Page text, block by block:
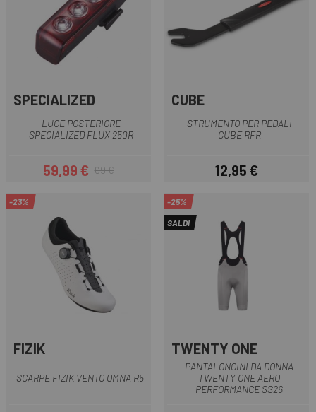
SPECIALIZED
LUCE POSTERIORE
SPECIALIZED FLUX 250R
Prezzo
59,99 €Prezzo base
69 €
CUBE
STRUMENTO PER PEDALI
CUBE RFR
Prezzo
12,95 €
-23%
FIZIK
SCARPE FIZIK VENTO OMNA R5
-25%
SALDI
TWENTY ONE
PANTALONCINI DA DONNA
TWENTY ONE AERO
PERFORMANCE SS26